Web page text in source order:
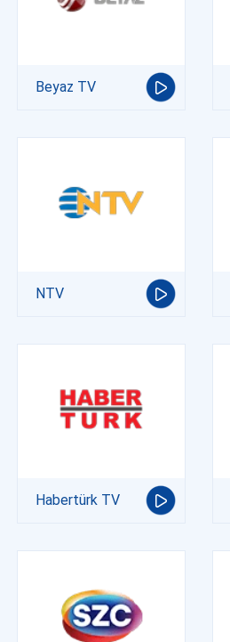
Beyaz TV
NTV
Habertürk TV